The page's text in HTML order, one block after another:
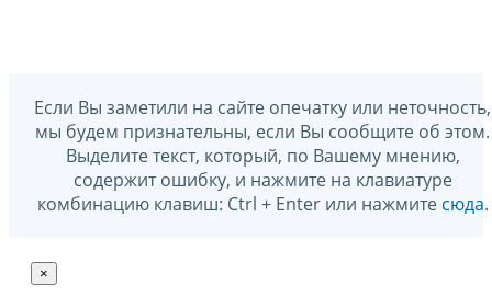
Если Вы заметили на сайте опечатку или неточность,
мы будем признательны, если Вы сообщите об этом.
Выделите текст, который, по Вашему мнению,
содержит ошибку, и нажмите на клавиатуре
комбинацию клавиш: Ctrl + Enter или нажмите сюда.
×